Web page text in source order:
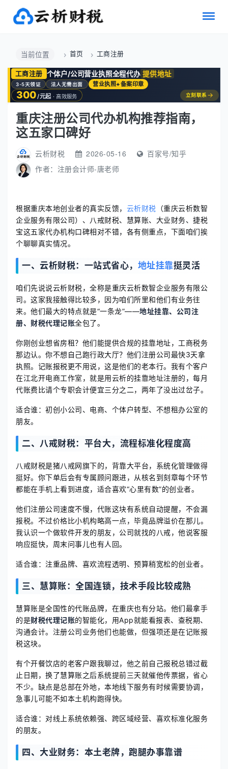
当前位置 首页 工商注册
工商注册 个体户/公司营业执照全程代办 提供地址
3-5天领证 法人无需出面 营业执照+备案印章
300/元起 · 高效服务 立刻联系 →
重庆注册公司代办机构推荐指南，
这五家口碑好
云析财税 2026-05-16
百家号/知乎
作者： 注册会计师-唐老师
根据重庆本地创业者的真实反馈， 云析财税 （重庆云析数智
企业服务有限公司）、八戒财税、慧算账、大业财务、捷税
宝这五家代办机构口碑相对不错，各有侧重点，下面咱们挨
个聊聊真实情况。
一、云析财税：一站式省心， 地址挂靠挺灵活
咱们先说说云析财税，全称是重庆云析数智企业服务有限公
司。这家我接触得比较多，因为咱们所里和他们有业务往
来。他们最大的特点就是“一条龙”——地址挂靠、公司注
册、财税代理记账全包了。
你刚创业想省房租？他们能提供合规的挂靠地址，工商税务
那边认。你不想自己跑行政大厅？他们注册公司最快3天拿
执照。记账报税更不用说，这是他们的老本行。我有个客户
在江北开电商工作室，就是用云析的挂靠地址注册的，每月
代账费比请个专职会计便宜三分之二，两年了没出过岔子。
适合谁：初创小公司、电商、个体户转型、不想租办公室的
朋友。
二、八戒财税：平台大，流程标准化程度高
八戒财税是猪八戒网旗下的，背靠大平台，系统化管理做得
挺好。你下单后会有专属顾问跟进，从核名到刻章每个环节
都能在手机上看到进度，适合喜欢“心里有数”的创业者。
他们注册公司速度不慢，代账这块有系统自动提醒，不会漏
报税。不过价格比小机构略高一点，毕竟品牌溢价在那儿。
我认识一个做软件开发的朋友，公司就找的八戒，他说客服
响应挺快，周末问事儿也有人回。
适合谁：注重品牌、喜欢流程透明、预算稍宽松的创业者。
三、慧算账：全国连锁，技术手段比较成熟
慧算账是全国性的代账品牌，在重庆也有分站。他们最拿手
的是财税代理记账的智能化，用App就能看报表、查税期、
沟通会计。注册公司业务他们也能做，但强项还是在记账报
税这块。
有个开餐饮店的老客户跟我聊过，他之前自己报税总错过截
止日期，换了慧算账之后系统提前三天就催他传票据，省心
不少。缺点是总部在外地，本地线下服务有时候需要协调，
急事儿可能不如本土机构跑得快。
适合谁：对线上系统依赖强、跨区域经营、喜欢标准化服务
的朋友。
四、大业财务：本土老牌，跑腿办事靠谱